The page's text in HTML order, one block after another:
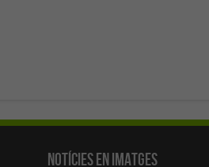
Notícies en Imatges